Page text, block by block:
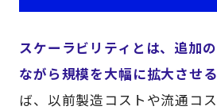
スケーラビリティとは、追加
ながら規模を大幅に拡大させ
ば、以前製造コストや流通コ